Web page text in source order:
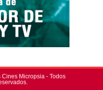
Micropsia - Todos